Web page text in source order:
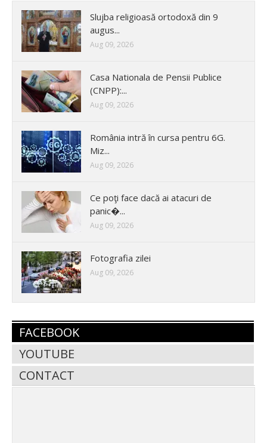
Slujba religioasă ortodoxă din 9
augus...
Aug 09, 2026
Casa Nationala de Pensii Publice
(CNPP):...
Aug 09, 2026
România intră în cursa pentru 6G.
Miz...
Aug 09, 2026
Ce poţi face dacă ai atacuri de
panic�...
Aug 09, 2026
Fotografia zilei
Aug 09, 2026
FACEBOOK
YOUTUBE
CONTACT